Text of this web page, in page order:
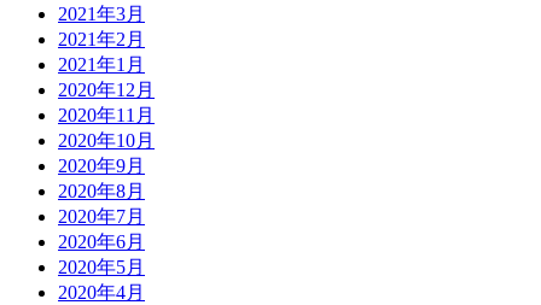
2021年3月
2021年2月
2021年1月
2020年12月
2020年11月
2020年10月
2020年9月
2020年8月
2020年7月
2020年6月
2020年5月
2020年4月